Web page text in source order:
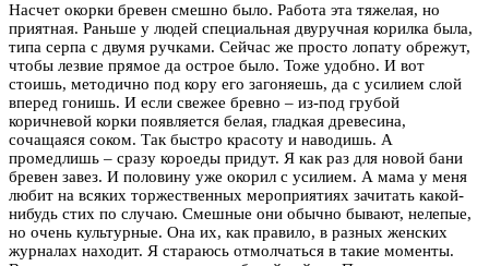
Насчет окорки бревен смешно было. Работа эта тяжелая, но
приятная. Раньше у людей специальная двуручная корилка была,
типа серпа с двумя ручками. Сейчас же просто лопату обрежут,
чтобы лезвие прямое да острое было. Тоже удобно. И вот
стоишь, методично под кору его загоняешь, да с усилием слой
вперед гонишь. И если свежее бревно – из-под грубой
коричневой корки появляется белая, гладкая древесина,
сочащаяся соком. Так быстро красоту и наводишь. А
промедлишь – сразу короеды придут. Я как раз для новой бани
бревен завез. И половину уже окорил с усилием. А мама у меня
любит на всяких торжественных мероприятиях зачитать какой-
нибудь стих по случаю. Смешные они обычно бывают, нелепые,
но очень культурные. Она их, как правило, в разных женских
журналах находит. Я стараюсь отмолчаться в такие моменты.